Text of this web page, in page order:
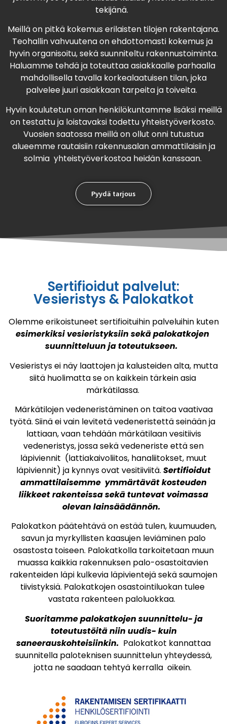
tekijänä.
Meillä on pitkä kokemus erilaisten tilojen rakentajana.
Teohallin vahvuutena on ehdottomasti kokemus ja
hyvin organisoitu, sekä suunniteltu rakennustoiminta.
Haluamme tehdä ja toteuttaa asiakkaalle parhaalla
mahdollisella tavalla korkealaatuisen tilan, joka
palvelee juuri asiakkaan tarpeita ja toiveita.
Hyvin koulutetun oman henkilökuntamme lisäksi meillä
on testattu ja loistavaksi todettu yhteistyöverkosto.
Vuosien saatossa meillä on ollut onni tutustua
alueemme rautaisiin rakennusalan ammattilaisiin ja
solmia yhteistyöverkostoa heidän kanssaan.
Pyydä tarjous
Sertifioidut palvelut:
Vesieristys & Palokatkot
Olemme erikoistuneet sertifioituihin palveluihin kuten
esimerkiksi vesieristyksiin sekä palokatkojen
suunnitteluun ja toteutukseen.
Vesieristys ei näy laattojen ja kalusteiden alta, mutta
siitä huolimatta se on kaikkein tärkein asia
märkätilassa.
Märkätilojen vedeneristäminen on taitoa vaativaa
työtä. Siinä ei vain levitetä vedeneristettä seinään ja
lattiaan, vaan tehdään märkätilaan vesitiivis
vedeneristys, jossa sekä vedeneriste että sen
läpiviennit (lattiakaivoliitos, hanaliitokset, muut
läpiviennit) ja kynnys ovat vesitiiviitä. Sertifioidut
ammattilaisemme ymmärtävät kosteuden
liikkeet rakenteissa sekä tuntevat voimassa
olevan lainsäädännön.
Palokatkon päätehtävä on estää tulen, kuumuuden,
savun ja myrkyllisten kaasujen leviäminen palo
osastosta toiseen. Palokatkolla tarkoitetaan muun
muassa kaikkia rakennuksen palo-osastoitavien
rakenteiden läpi kulkevia läpivientejä sekä saumojen
tiivistyksiä. Palokatkojen osastointiluokan tulee
vastata rakenteen paloluokkaa.
Suoritamme palokatkojen suunnittelu- ja
toteutustöitä niin uudis- kuin
saneerauskohteisiinkin. Palokatkot kannattaa
suunnitella paloteknisen suunnittelun yhteydessä,
jotta ne saadaan tehtyä kerralla oikein.